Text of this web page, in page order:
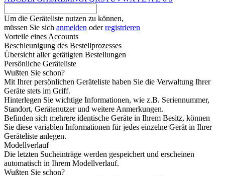
Um die Geräteliste nutzen zu können,
müssen Sie sich anmelden oderregistrieren
Vorteile eines Accounts
Beschleunigung des Bestellprozesses
Übersicht aller getätigten Bestellungen
Persönliche Geräteliste
Wußten Sie schon?
Mit Ihrer persönlichen Geräteliste haben Sie die Verwaltung Ihrer
Geräte stets im Griff.
Hinterlegen Sie wichtige Informationen, wie z.B. Seriennummer,
Standort, Gerätenutzer und weitere Anmerkungen.
Befinden sich mehrere identische Geräte in Ihrem Besitz, können
Sie diese variablen Informationen für jedes einzelne Gerät in Ihrer
Geräteliste anlegen.
Modellverlauf
Die letzten Sucheinträge werden gespeichert und erscheinen
automatisch in Ihrem Modellverlauf.
Wußten Sie schon?